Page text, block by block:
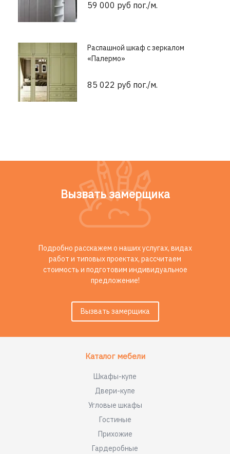
59 000 руб пог./м.
Распашной шкаф с зеркалом
«Палермо»
85 022 руб пог./м.
Вызвать замерщика
Подробно расскажем о наших услугах, видах
работ и типовых проектах, рассчитаем
стоимость и подготовим индивидуальное
предложение!
Вызвать замерщика
Каталог мебели
Шкафы-купе
Двери-купе
Угловые шкафы
Гостиные
Прихожие
Гардеробные